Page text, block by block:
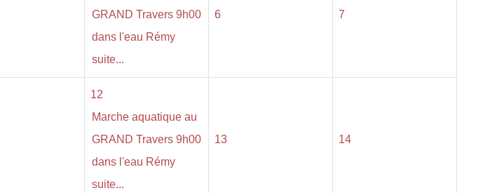
GRAND Travers 9h00
dans l'eau Rémy
suite...
6 7
12
Marche aquatique au
GRAND Travers 9h00
dans l'eau Rémy
suite...
13 14